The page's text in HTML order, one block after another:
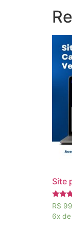
Site
Rated
5.00
out of
R$
6x de